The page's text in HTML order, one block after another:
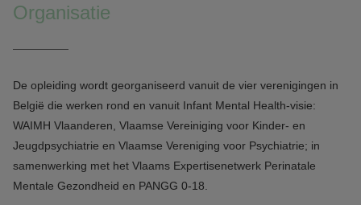
Organisatie
De opleiding wordt georganiseerd vanuit de vier verenigingen in
België die werken rond en vanuit Infant Mental Health-visie:
WAIMH Vlaanderen, Vlaamse Vereiniging voor Kinder- en
Jeugdpsychiatrie en Vlaamse Vereniging voor Psychiatrie; in
samenwerking met het Vlaams Expertisenetwerk Perinatale
Mentale Gezondheid en PANGG 0-18.